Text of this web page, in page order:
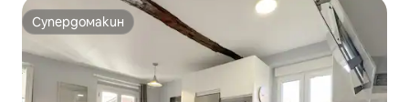
Супердомакин
Супердомакин